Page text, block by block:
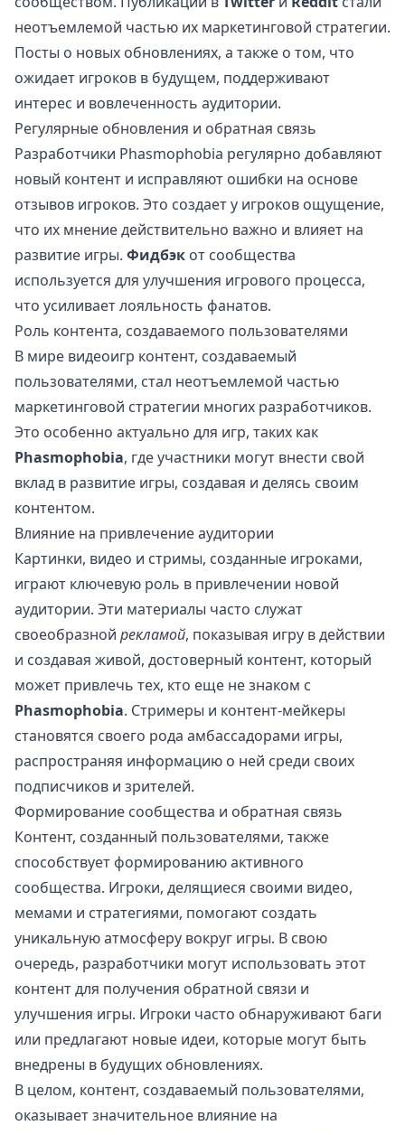
неотъемлемой частью их маркетинговой стратегии.
Посты о новых обновлениях, а также о том, что
ожидает игроков в будущем, поддерживают
интерес и вовлеченность аудитории.
Регулярные обновления и обратная связь
Разработчики Phasmophobia регулярно добавляют
новый контент и исправляют ошибки на основе
отзывов игроков. Это создает у игроков ощущение,
что их мнение действительно важно и влияет на
развитие игры. Фидбэк от сообщества
используется для улучшения игрового процесса,
что усиливает лояльность фанатов.
Роль контента, создаваемого пользователями
В мире видеоигр контент, создаваемый
пользователями, стал неотъемлемой частью
маркетинговой стратегии многих разработчиков.
Это особенно актуально для игр, таких как
Phasmophobia, где участники могут внести свой
вклад в развитие игры, создавая и делясь своим
контентом.
Влияние на привлечение аудитории
Картинки, видео и стримы, созданные игроками,
играют ключевую роль в привлечении новой
аудитории. Эти материалы часто служат
своеобразной рекламой, показывая игру в действии
и создавая живой, достоверный контент, который
может привлечь тех, кто еще не знаком с
Phasmophobia. Стримеры и контент-мейкеры
становятся своего рода амбассадорами игры,
распространяя информацию о ней среди своих
подписчиков и зрителей.
Формирование сообщества и обратная связь
Контент, созданный пользователями, также
способствует формированию активного
сообщества. Игроки, делящиеся своими видео,
мемами и стратегиями, помогают создать
уникальную атмосферу вокруг игры. В свою
очередь, разработчики могут использовать этот
контент для получения обратной связи и
улучшения игры. Игроки часто обнаруживают баги
или предлагают новые идеи, которые могут быть
внедрены в будущих обновлениях.
В целом, контент, создаваемый пользователями,
оказывает значительное влияние на